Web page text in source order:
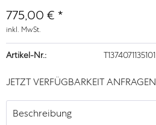
775,00 € *
inkl. MwSt.
Artikel-Nr.: T1374071135101
JETZT VERFÜGBARKEIT ANFRAGEN
Beschreibung